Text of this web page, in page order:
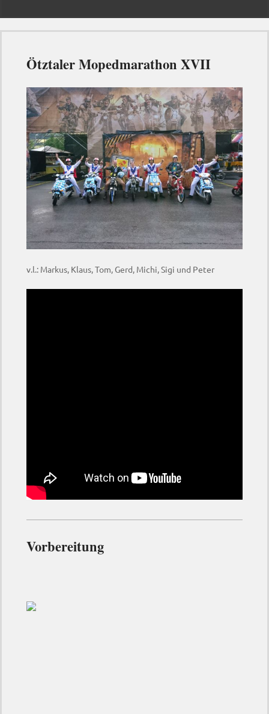
Ötztaler Mopedmarathon XVII
v.l.: Markus, Klaus, Tom, Gerd, Michi, Sigi und Peter
Vorbereitung